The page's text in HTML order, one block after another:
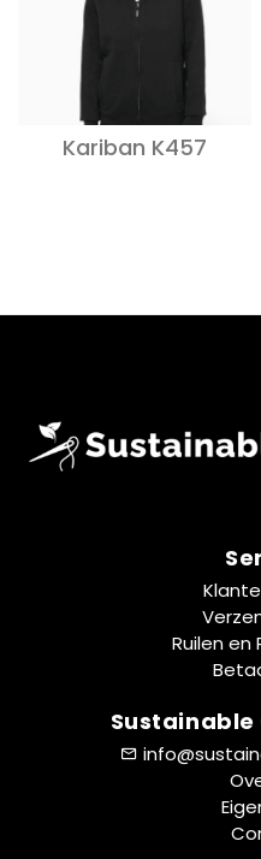
Kariban K457
Ruilen en
Sustainable